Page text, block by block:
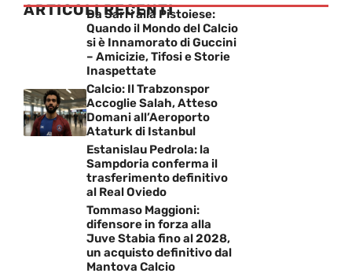
ARTICOLI RECENTI
Da Sarri alla Pistoiese:
Quando il Mondo del Calcio
si è Innamorato di Guccini
– Amicizie, Tifosi e Storie
Inaspettate
Calcio: Il Trabzonspor
Accoglie Salah, Atteso
Domani all’Aeroporto
Ataturk di Istanbul
Estanislau Pedrola: la
Sampdoria conferma il
trasferimento definitivo
al Real Oviedo
Tommaso Maggioni:
difensore in forza alla
Juve Stabia fino al 2028,
un acquisto definitivo dal
Mantova Calcio